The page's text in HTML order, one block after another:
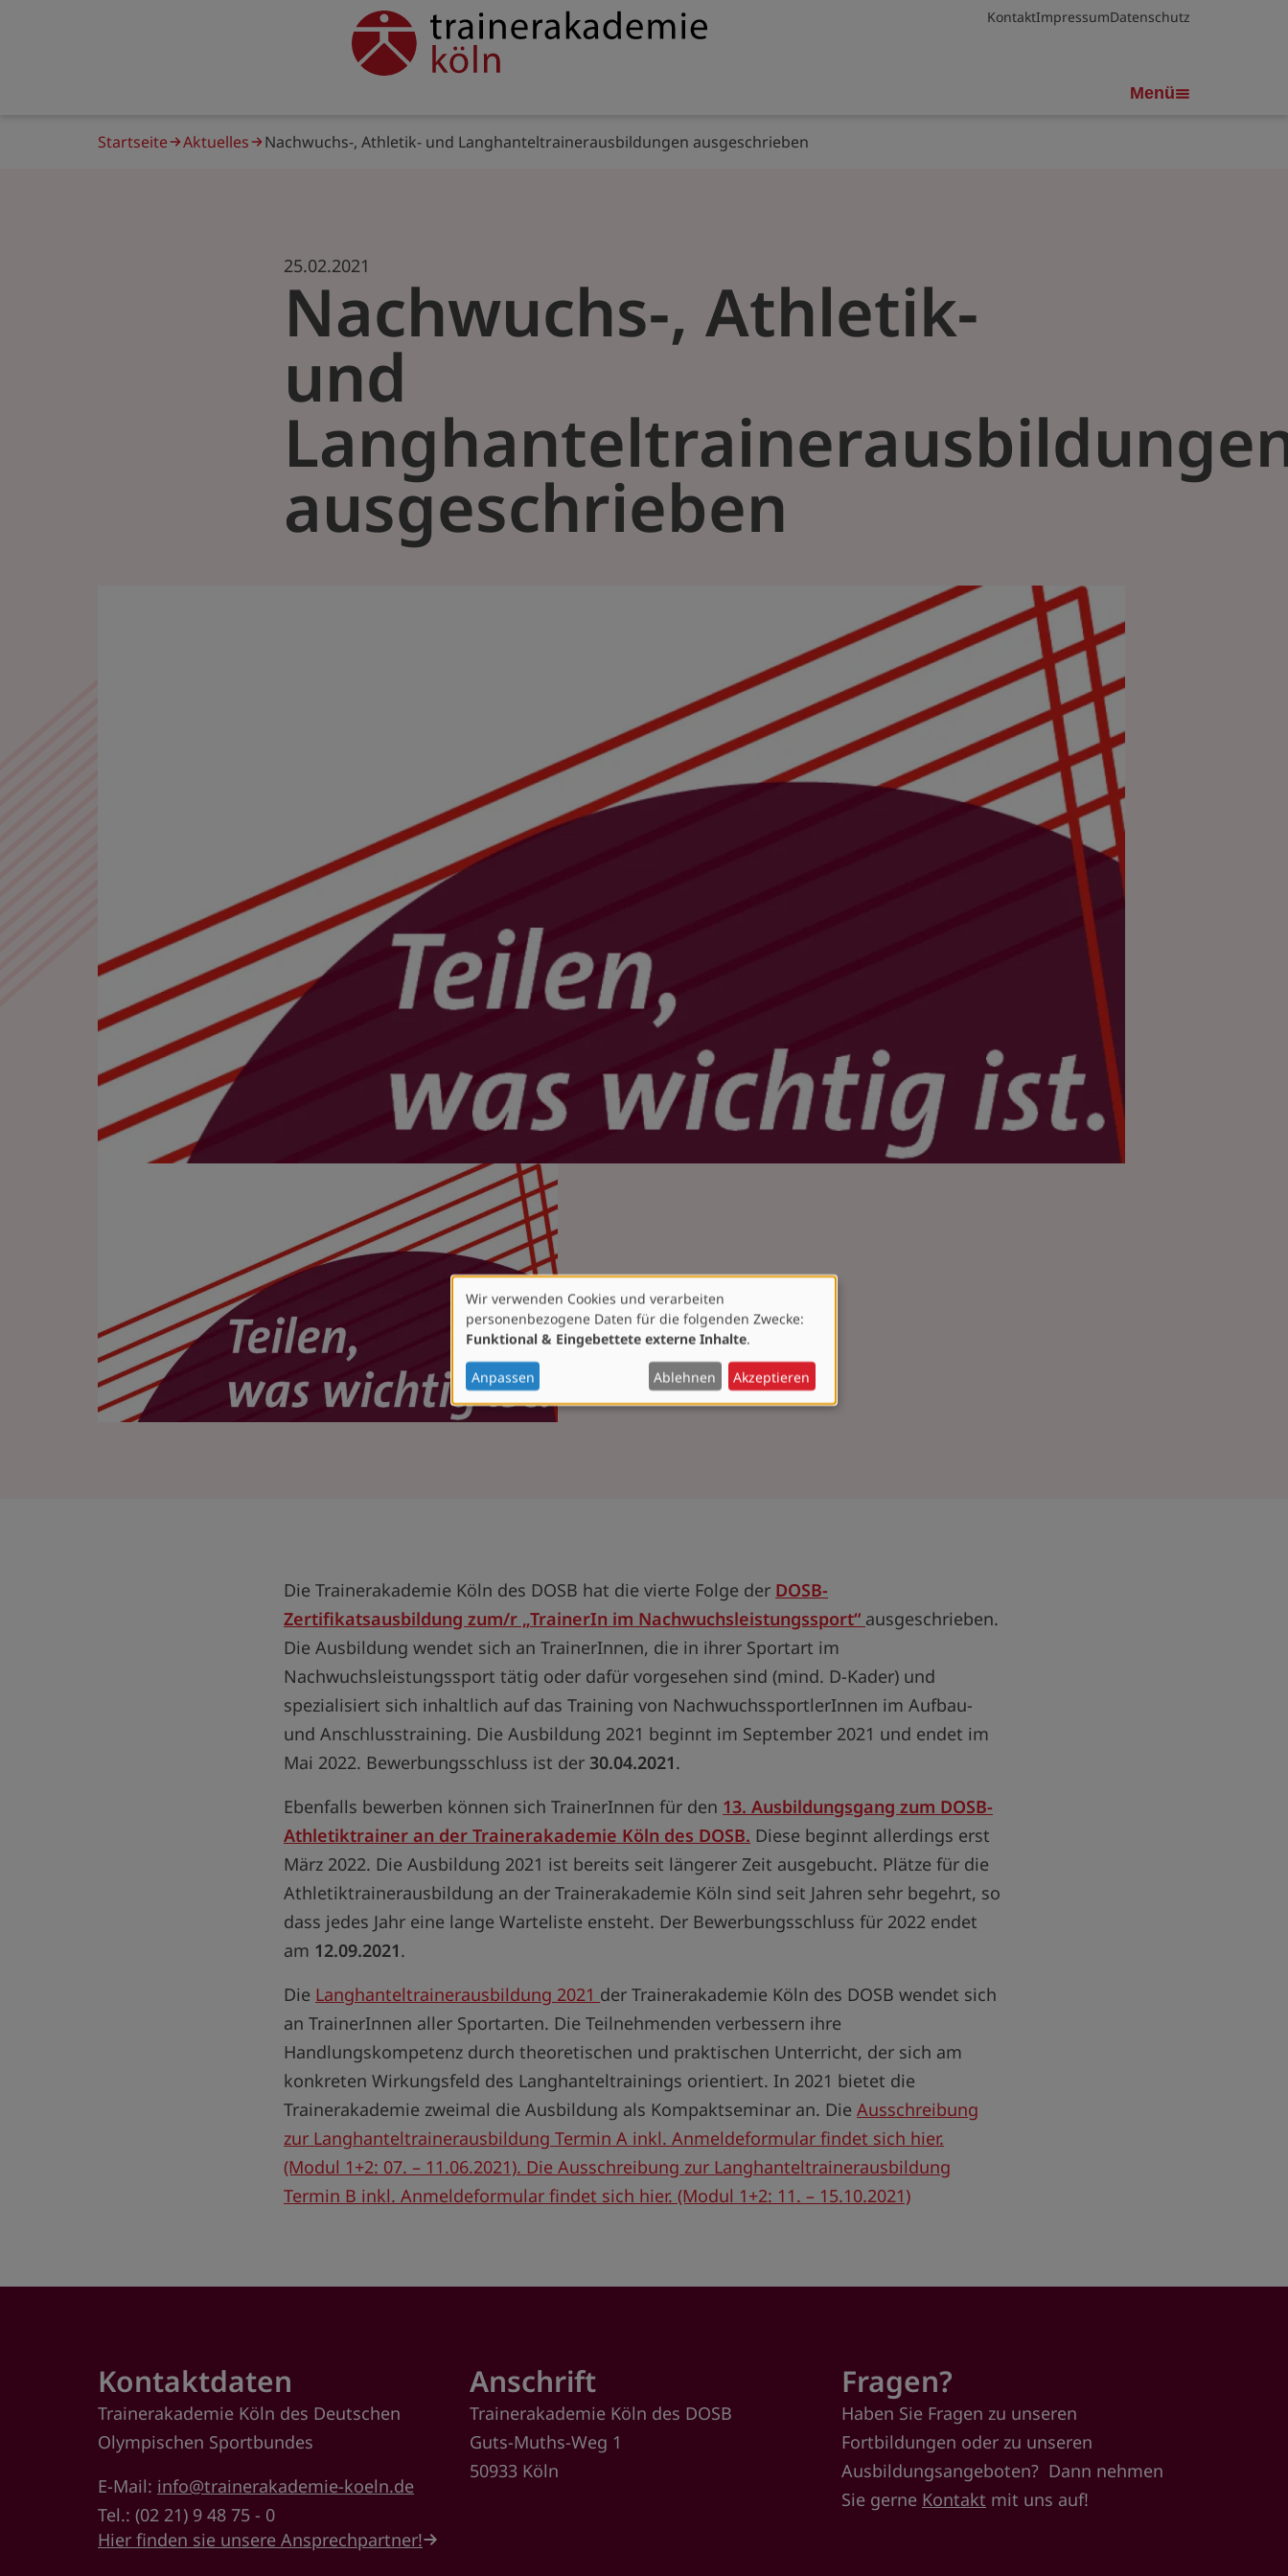
Service
navigation
KontaktImpressumDatenschutz
trainerakademie
Menü
Startseite Aktuelles Nachwuchs-, Athletik- und Langhanteltrainerausbildungen ausgeschrieben
Nachwuchs-, Athletik-
und
ausgeschrieben
25.02.2021
Die Trainerakademie Köln des DOSB hat die vierte Folge der DOSB-
Zertifikatsausbildung zum/r „TrainerIn im Nachwuchsleistungssport“ ausgeschrieben.
Die Ausbildung wendet sich an TrainerInnen, die in ihrer Sportart im
Nachwuchsleistungssport tätig oder dafür vorgesehen sind (mind. D-Kader) und
spezialisiert sich inhaltlich auf das Training von NachwuchssportlerInnen im Aufbau-
und Anschlusstraining. Die Ausbildung 2021 beginnt im September 2021 und endet im
Mai 2022. Bewerbungsschluss ist der 30.04.2021.
Ebenfalls bewerben können sich TrainerInnen für den 13. Ausbildungsgang zum DOSB-
Athletiktrainer an der Trainerakademie Köln des DOSB. Diese beginnt allerdings erst
März 2022. Die Ausbildung 2021 ist bereits seit längerer Zeit ausgebucht. Plätze für die
Athletiktrainerausbildung an der Trainerakademie Köln sind seit Jahren sehr begehrt, so
dass jedes Jahr eine lange Warteliste ensteht. Der Bewerbungsschluss für 2022 endet
am 12.09.2021.
Die Langhanteltrainerausbildung 2021 der Trainerakademie Köln des DOSB wendet sich
an TrainerInnen aller Sportarten. Die Teilnehmenden verbessern ihre
Handlungskompetenz durch theoretischen und praktischen Unterricht, der sich am
konkreten Wirkungsfeld des Langhanteltrainings orientiert. In 2021 bietet die
Trainerakademie zweimal die Ausbildung als Kompaktseminar an. Die Ausschreibung
zur Langhanteltrainerausbildung Termin A inkl. Anmeldeformular findet sich hier.
(Modul 1+2: 07. – 11.06.2021). Die Ausschreibung zur Langhanteltrainerausbildung
Termin B inkl. Anmeldeformular findet sich hier. (Modul 1+2: 11. – 15.10.2021)
Kontaktdaten
Trainerakademie Köln des Deutschen
Olympischen Sportbundes
E-Mail: info@trainerakademie-koeln.de
Tel.: (02 21) 9 48 75 - 0
Hier finden sie unsere Ansprechpartner!
Anschrift
Trainerakademie Köln des DOSB
Guts-Muths-Weg 1
50933 Köln
Fragen?
Haben Sie Fragen zu unseren
Fortbildungen oder zu unseren
Ausbildungsangeboten? Dann nehmen
Sie gerne Kontakt mit uns auf!
Verwendung
von
personenbezogenen
Daten
und
Cookies
Wir verwenden Cookies und verarbeiten
personenbezogene Daten für die folgenden Zwecke:
Funktional & Eingebettete externe Inhalte.
Anpassen Ablehnen Akzeptieren